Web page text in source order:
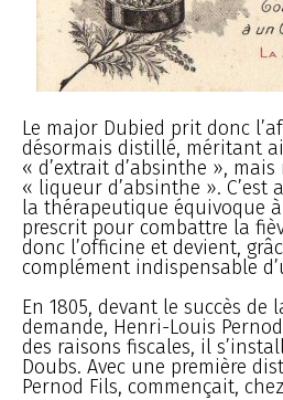
Le major Dubied prit donc
désormais distillé, méritant
« d’extrait d’absinthe »,
« liqueur d’absinthe ».
la thérapeutique équivoque
prescrit pour combattre la
donc l’officine et devient,
complément indispensable
En 1805, devant le succès
demande, Henri-Louis
des raisons fiscales, il
Doubs. Avec une première
Pernod Fils, commençait,